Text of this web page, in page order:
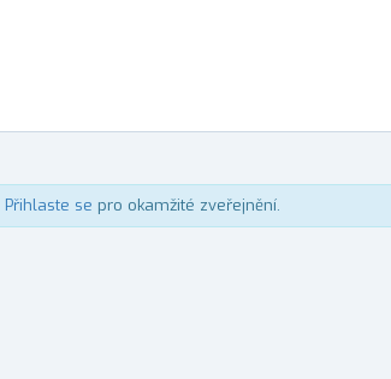
Přihlaste se pro okamžité zveřejnění.